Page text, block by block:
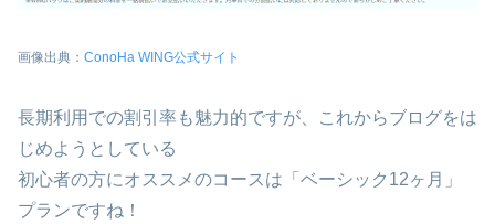
画像出典： ConoHa WING公式サイト
長期利用での割引率も魅力的ですが、これからブログをは
じめようとしている
初心者の方にオススメのコースは「ベーシック12ヶ月」
プランですね！